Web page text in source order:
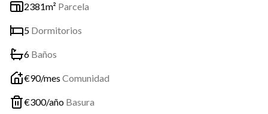
2381m² Parcela
5 Dormitorios
6 Baños
€90/mes Comunidad
€300/año Basura